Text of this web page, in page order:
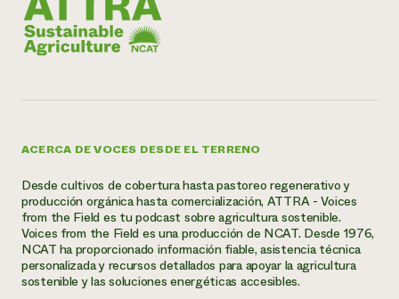
ACERCA DE VOCES DESDE EL TERRENO
Desde cultivos de cobertura hasta pastoreo regenerativo y
producción orgánica hasta comercialización, ATTRA - Voices
from the Field es tu podcast sobre agricultura sostenible.
Voices from the Field es una producción de NCAT. Desde 1976,
NCAT ha proporcionado información fiable, asistencia técnica
personalizada y recursos detallados para apoyar la agricultura
sostenible y las soluciones energéticas accesibles.